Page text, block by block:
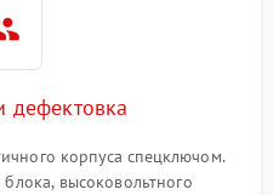
дефектовка
корпуса спецключом.
высоковольтного